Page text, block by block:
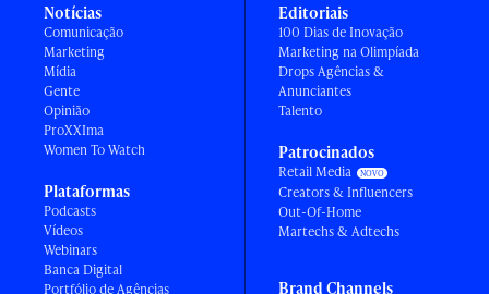
Notícias
Comunicação
Marketing
Mídia
Gente
Opinião
ProXXIma
Women To Watch
Plataformas
Podcasts
Vídeos
Webinars
Banca Digital
Portfólio de Agências
Editoriais
100 Dias de Inovação
Marketing na Olimpíada
Drops Agências &
Anunciantes
Talento
Patrocinados
Retail Media
Creators & Influencers
Out-Of-Home
Martechs & Adtechs
Brand Channels